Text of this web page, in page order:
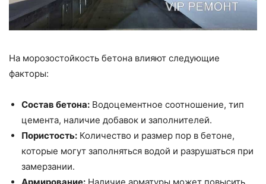
На морозостойкость бетона влияют следующие
факторы:
Состав бетона: Водоцементное соотношение, тип
цемента, наличие добавок и заполнителей.
Пористость: Количество и размер пор в бетоне,
которые могут заполняться водой и разрушаться при
замерзании.